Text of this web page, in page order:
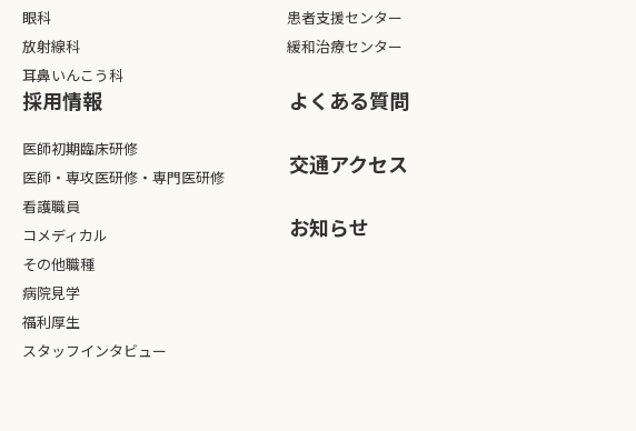
眼科
放射線科
耳鼻いんこう科
患者支援センター
緩和治療センター
採⽤情報
医師初期臨床研修
医師・専攻医研修・専門医研修
看護職員
コメディカル
その他職種
病院見学
福利厚生
スタッフインタビュー
よくある質問
交通アクセス
お知らせ